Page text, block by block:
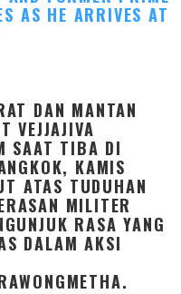
DAN MANTAN
VEJJAJIVA
SAAT TIBA DI
KAMIS
ATAS TUDUHAN
MILITER
RASA YANG
DALAM AKSI